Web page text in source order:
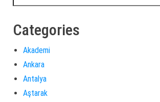
Categories
Akademi
Ankara
Antalya
Aştarak